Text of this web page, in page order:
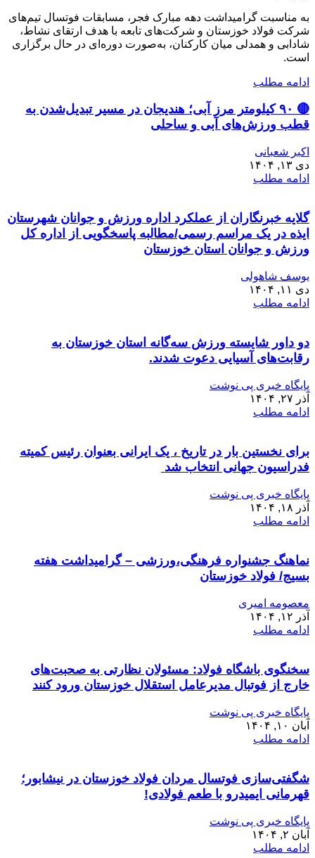
به مناسبت گرامیداشت دهه مبارک فجر، مسابقات فوتسال تیم‌های
شرکت فولاد خوزستان و شرکت‌های تابعه با هدف ارتقای نشاط،
شادابی و همدلی میان کارکنان، به‌صورت دوره‌ای در حال برگزاری
است.
ادامه مطلب
🔴 ۹۰ کیلومتر مرز آبی؛ هندیجان در مسیر تبدیل‌شدن به
قطب ورزش‌های آبی و ساحلی
اکبر شعبانی
دی ۱۳, ۱۴۰۴
ادامه مطلب
گلایه خبرنگاران از عملکرد اداره ورزش و جوانان شهرستان
ایذه در یک مراسم رسمی/مطالبه پاسخگویی از اداره کل
ورزش و جوانان استان خوزستان
یوسف شا‌هولی
دی ۱۱, ۱۴۰۴
ادامه مطلب
دو داور شایسته ورزش سه‌گانه استان خوزستان به
رقابت‌های آسیایی دعوت شدند.
پایگاه خبری پی نوشت
آذر ۲۷, ۱۴۰۴
ادامه مطلب
برای نخستین بار در تاریخ ، یک ایرانی بعنوان رئیس کمیته
فدراسیون جهانی انتخاب شد
پایگاه خبری پی نوشت
آذر ۱۸, ۱۴۰۴
ادامه مطلب
نماهنگ جشنواره فرهنگی،ورزشی – گرامیداشت هفته
بسیج/ فولاد خوزستان
معصومه امیری
آذر ۱۲, ۱۴۰۴
ادامه مطلب
سخنگوی باشگاه فولاد: مسئولان نظارتی به صحبت‌های
خارج از فوتبال مدیرعامل استقلال خوزستان ورود کنند
پایگاه خبری پی نوشت
آبان ۱۰, ۱۴۰۴
ادامه مطلب
شگفتی‌سازی فوتسال مردان فولاد خوزستان در نیشابور؛
قهرمانی ایمیدرو با طعم فولادی!
پایگاه خبری پی نوشت
آبان ۲, ۱۴۰۴
ادامه مطلب